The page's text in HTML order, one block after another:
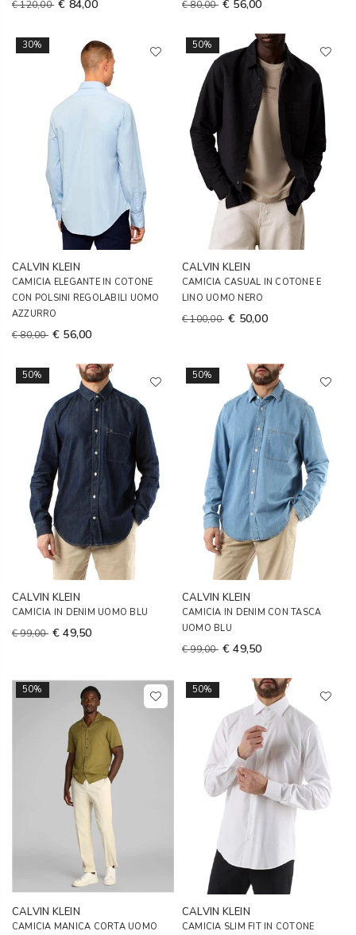
€ 120,00 € 84,00 € 80,00 € 56,00
30%
CALVIN KLEIN
CAMICIA ELEGANTE IN COTONE
CON POLSINI REGOLABILI UOMO
AZZURRO
€ 80,00 € 56,00
50%
CALVIN KLEIN
CAMICIA CASUAL IN COTONE E
LINO UOMO NERO
€ 100,00 € 50,00
50%
CALVIN KLEIN
CAMICIA IN DENIM UOMO BLU
€ 99,00 € 49,50
50%
CALVIN KLEIN
CAMICIA IN DENIM CON TASCA
UOMO BLU
€ 99,00 € 49,50
50%
CALVIN KLEIN
CAMICIA MANICA CORTA UOMO
50%
CALVIN KLEIN
CAMICIA SLIM FIT IN COTONE